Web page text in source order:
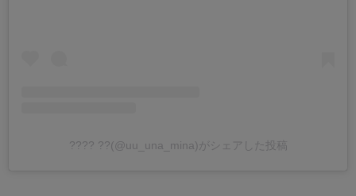
???? ??(@uu_una_mina)がシェアした投稿